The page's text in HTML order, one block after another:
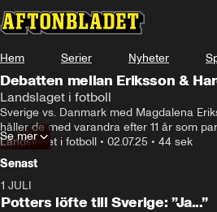
Hem Serier Nyheter
Debatten mellan Eriksson &
Landslaget i fotboll
Sverige vs. Danmark med Magdalena
håller de med varandra efter 11 år som
Landslaget i fotboll • 02.07.25 • 44 sek
Se mer
Senast
1 JULI
Potters löfte till Sverige: ”Ja...”